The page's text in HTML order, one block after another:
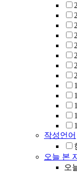
작성언어
오늘 본
오